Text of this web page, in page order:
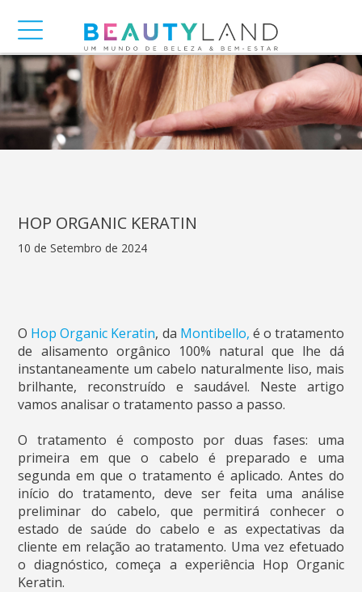
HOP ORGANIC KERATIN
10 de Setembro de 2024
O Hop Organic Keratin, da Montibello, é o tratamento
de alisamento orgânico 100% natural que lhe dá
instantaneamente um cabelo naturalmente liso, mais
brilhante, reconstruído e saudável. Neste artigo
vamos analisar o tratamento passo a passo.
O tratamento é composto por duas fases: uma
primeira em que o cabelo é preparado e uma
segunda em que o tratamento é aplicado. Antes do
início do tratamento, deve ser feita uma análise
preliminar do cabelo, que permitirá conhecer o
estado de saúde do cabelo e as expectativas da
cliente em relação ao tratamento. Uma vez efetuado
o diagnóstico, começa a experiência Hop Organic
Keratin.